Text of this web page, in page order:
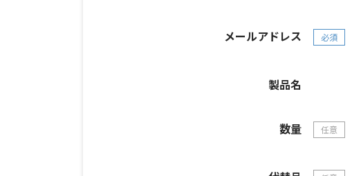
メールアドレス 必須
製品名
数量 任意